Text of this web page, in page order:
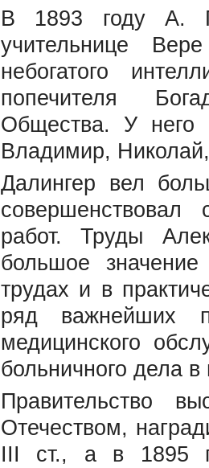
В 1893 году А.
учительнице
небогатого
попечителя
Общества. У него
Владимир,
Далингер вел
работ. Труды
большое
трудах и в
ряд важнейших
медицинского
больничного дела в
Правительство
Отечеством,
III ст., а в 1895